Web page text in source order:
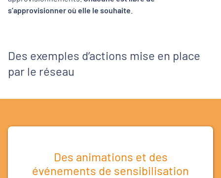
s’approvisionner où elle le souhaite
Des exemples d’actions mise en place
par le réseau
Des animations et des
événements de sensibilisation